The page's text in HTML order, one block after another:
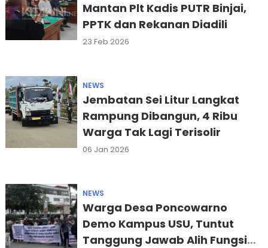
Mantan Plt Kadis PUTR Binjai,
PPTK dan Rekanan Diadili
23 Feb 2026
NEWS
Jembatan Sei Litur Langkat
Rampung Dibangun, 4 Ribu
Warga Tak Lagi Terisolir
06 Jan 2026
NEWS
Warga Desa Poncowarno
Demo Kampus USU, Tuntut
Tanggung Jawab Alih Fungsi